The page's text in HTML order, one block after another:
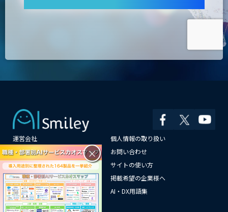
運営会社
個人情報の取り扱い
よくある質問
お問い合わせ
メールマガジン登録
サイトの使い方
情報提供はこちらから
掲載希望の企業様へ
AI企業一覧
AI・DX用語集
サイトマップ
×